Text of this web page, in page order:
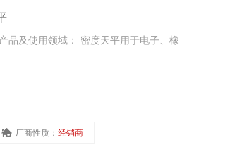
品及使用领域： 密度天平用于电子、橡
厂商性质： 经销商